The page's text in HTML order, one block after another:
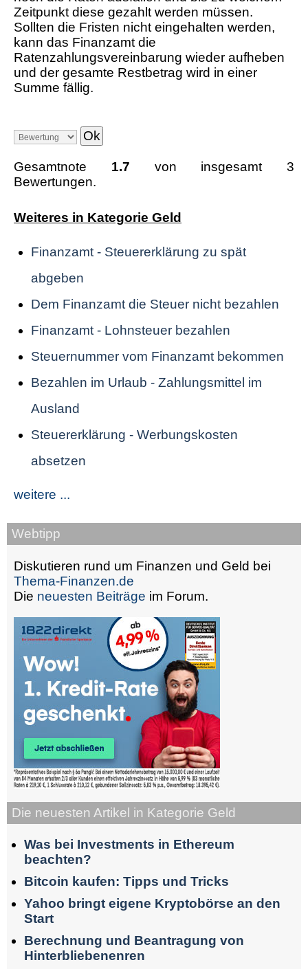
Zeitpunkt diese gezahlt werden müssen.
Sollten die Fristen nicht eingehalten werden,
kann das Finanzamt die
Ratenzahlungsvereinbarung wieder aufheben
und der gesamte Restbetrag wird in einer
Summe fällig.
Gesamtnote 1.7 von insgesamt 3
Bewertungen.
Weiteres in Kategorie Geld
Finanzamt - Steuererklärung zu spät
abgeben
Dem Finanzamt die Steuer nicht bezahlen
Finanzamt - Lohnsteuer bezahlen
Steuernummer vom Finanzamt bekommen
Bezahlen im Urlaub - Zahlungsmittel im
Ausland
Steuererklärung - Werbungskosten
absetzen
weitere ...
Webtipp
Diskutieren rund um Finanzen und Geld bei
Thema-Finanzen.de
Die neuesten Beiträge im Forum.
Die neuesten Artikel in Kategorie Geld
Was bei Investments in Ethereum
beachten?
Bitcoin kaufen: Tipps und Tricks
Yahoo bringt eigene Kryptobörse an den
Start
Berechnung und Beantragung von
Hinterbliebenenren